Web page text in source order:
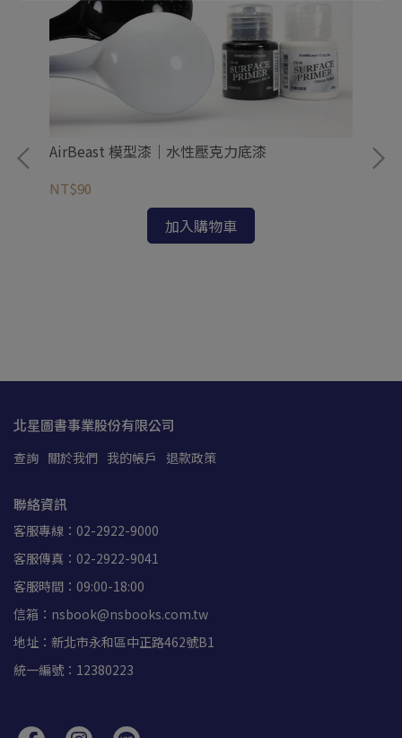
AirBeast 模型漆｜水性壓克力底漆
NT$90
加入購物車
北星圖書事業股份有限公司
查詢 關於我們 我的帳戶 退款政策
聯絡資訊
客服專線：02-2922-9000
客服傳真：02-2922-9041
客服時間：09:00-18:00
信箱：nsbook@nsbooks.com.tw
地址：新北市永和區中正路462號B1
統一編號：12380223